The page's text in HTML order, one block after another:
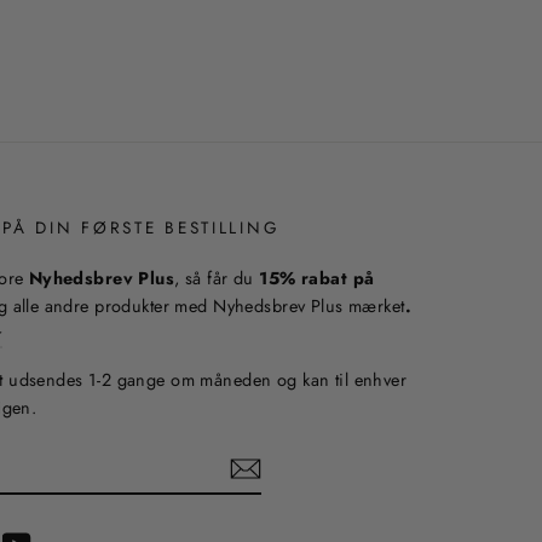
DIN FØRSTE BESTILLING
Nyhedsbrev Plus, så får du 15% rabat på
alle andre produkter med Nyhedsbrev Plus mærket.
udsendes 1-2 gange om måneden og kan til enhver